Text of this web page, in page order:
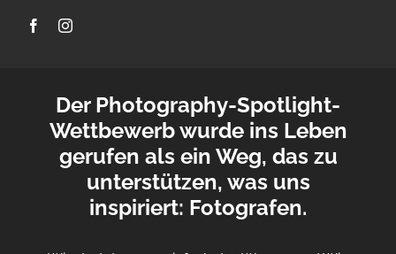
Der Photography-Spotlight-
Wettbewerb wurde ins Leben
gerufen als ein Weg, das zu
unterstützen, was uns
inspiriert: Fotografen.